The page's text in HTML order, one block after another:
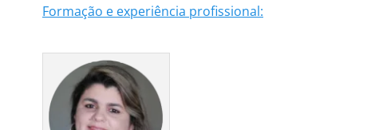
Formação e experiência profissional: